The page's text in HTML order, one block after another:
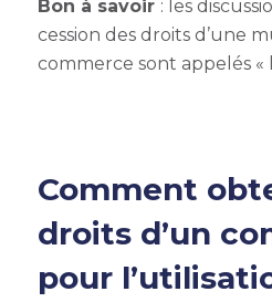
Bon à savoir : les
cession des droits d’une
commerce sont appelés «
Comment
droits d’un
pour